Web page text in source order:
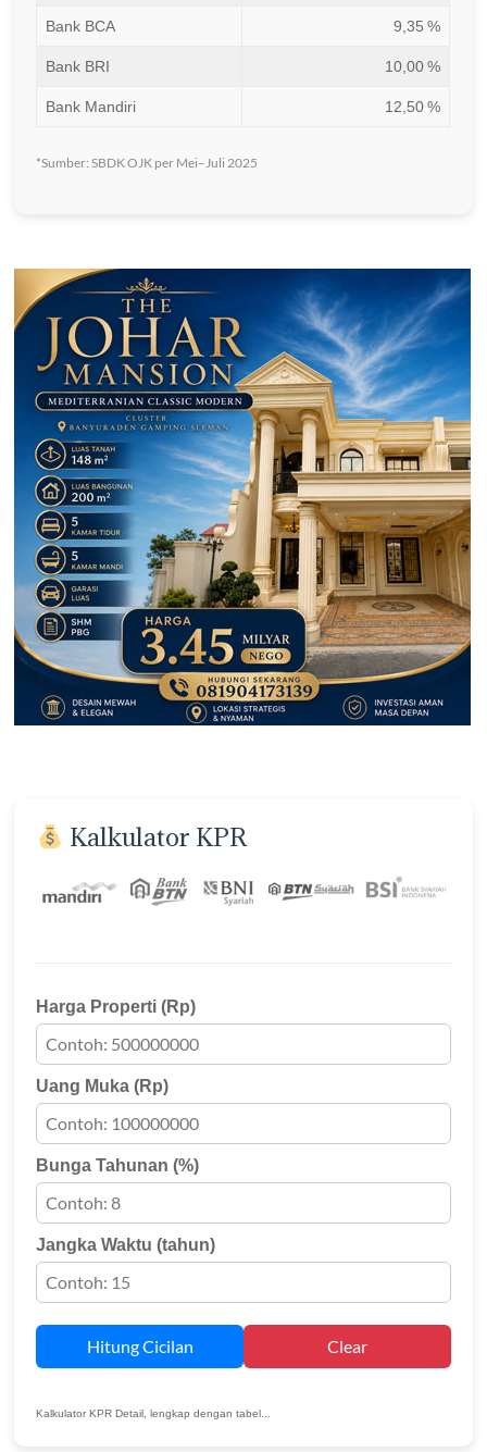
Bank BCA 9,35 %
Bank BRI 10,00 %
Bank Mandiri 12,50 %
*Sumber: SBDK OJK per Mei–Juli 2025
Kalkulator KPR
Harga Properti (Rp)
Uang Muka (Rp)
Bunga Tahunan (%)
Jangka Waktu (tahun)
Hitung Cicilan Clear
Kalkulator KPR Detail, lengkap dengan tabel...